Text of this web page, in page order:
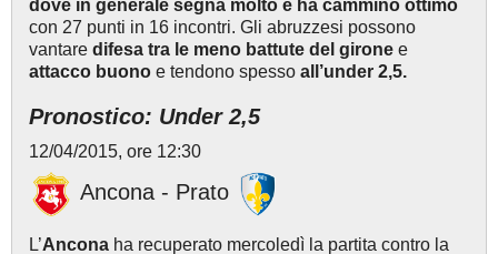
dove in generale segna molto e ha cammino ottimo
con 27 punti in 16 incontri. Gli abruzzesi possono
vantare difesa tra le meno battute del girone e
attacco buono e tendono spesso all’under 2,5.
Pronostico: Under 2,5
12/04/2015, ore 12:30
Ancona - Prato
L’Ancona ha recuperato mercoledì la partita contro la